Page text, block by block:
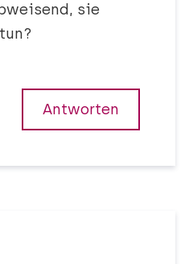
sie
Antworten